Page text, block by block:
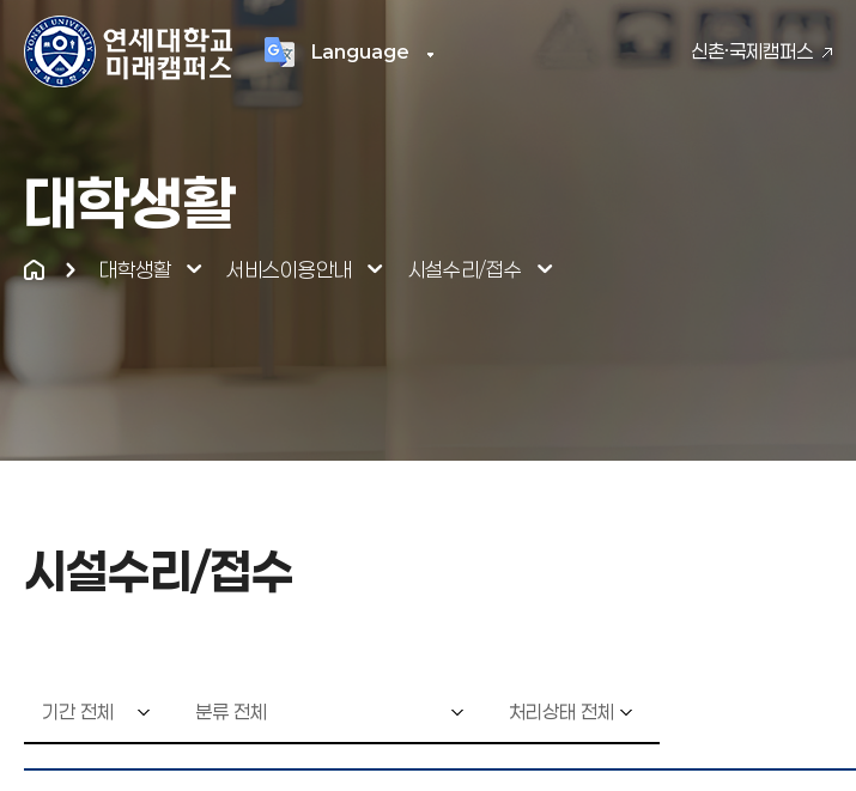
Language 신촌·국제캠퍼스
대학생활
대학생활 서비스이용안내 시설수리/접수
시설수리/접수